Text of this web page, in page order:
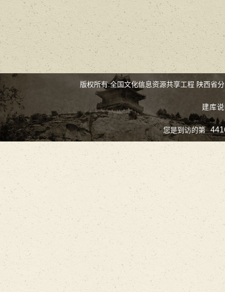
版权所有:全国文化信息资源共享工程 陕西省
建库
您是到访的第